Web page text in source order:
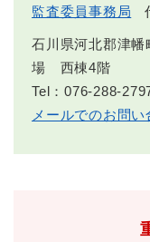
監査委員事務局
石川県河北郡津
場 西棟4階
Tel：076-288-
メールでのお問